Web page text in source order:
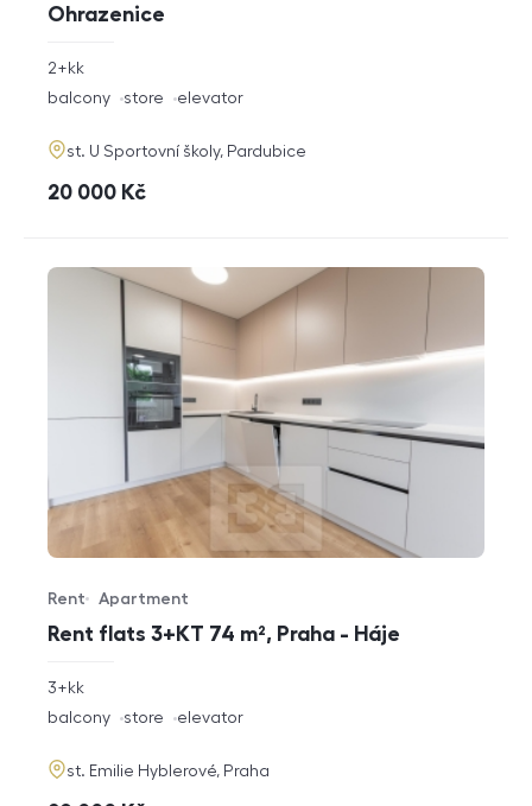
Ohrazenice
rozměry
disposition
2+kk
funkce
balcony store elevator
adresa
st. U Sportovní školy, Pardubice
cena
20 000 Kč
Rent flats 3+KT 74 m², Praha - Háje
Offer type
Rent
Property type
Apartment
rozměry
3+kk
funkce
balcony store elevator
adresa
st. Emilie Hyblerové, Praha